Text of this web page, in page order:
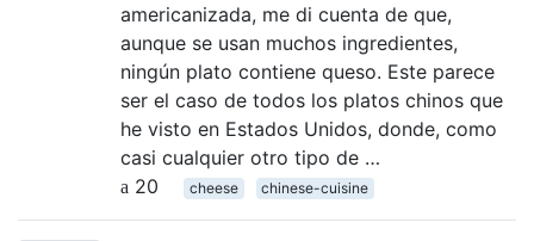
americanizada, me di cuenta de que,
aunque se usan muchos ingredientes,
ningún plato contiene queso. Este parece
ser el caso de todos los platos chinos que
he visto en Estados Unidos, donde, como
casi cualquier otro tipo de …
20
cheese chinese-cuisine